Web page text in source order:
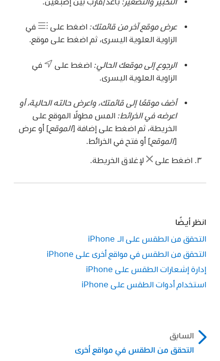
عرض موقع آخر من قائمتك: اضغط على
في
الزاوية العلوية اليسرى، ثم اضغط على موقع.
الرجوع إلى موقعك الحالي: اضغط على
في
الزاوية العلوية اليسرى.
أضف موقعًا إلى قائمتك، واعرض حالته الحالية، أو
اعرضه في الخرائط: المس مطولًا الموقع على
الخريطة، ثم اضغط على إضافة [الموقع] أو عرض
[الموقع] أو فتح في الخرائط.
اضغط على لإغلاق الخريطة.
انظر أيضًا
التحقق من الطقس على الـ iPhone
التحقق من الطقس في مواقع أخرى على iPhone
إدارة إشعارات الطقس على iPhone
استخدام أدوات الطقس على iPhone
السابق
التحقق من الطقس في مواقع أخرى